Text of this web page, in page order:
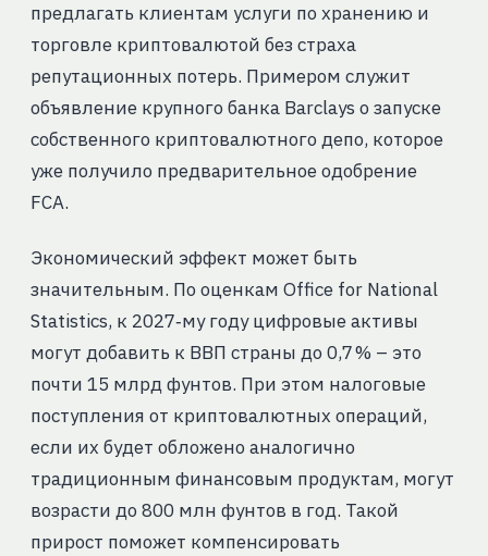
предлагать клиентам услуги по хранению и
торговле криптовалютой без страха
репутационных потерь. Примером служит
объявление крупного банка Barclays о запуске
собственного криптовалютного депо, которое
уже получило предварительное одобрение
FCA.
Экономический эффект может быть
значительным. По оценкам Office for National
Statistics, к 2027‑му году цифровые активы
могут добавить к ВВП страны до 0,7 % – это
почти 15 млрд фунтов. При этом налоговые
поступления от криптовалютных операций,
если их будет обложено аналогично
традиционным финансовым продуктам, могут
возрасти до 800 млн фунтов в год. Такой
прирост поможет компенсировать